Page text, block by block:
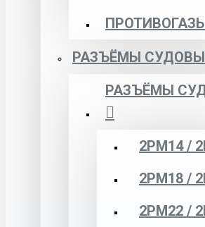
РАЗЪЁМЫ
РАЗЪЁМЫ
2РМ14 /
2РМ18 /
2РМ22 /